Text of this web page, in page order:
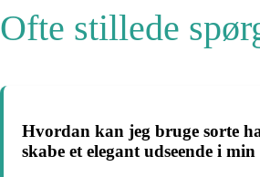
Ofte stillede
Hvordan kan jeg bruge sorte
skabe et elegant udseende i min